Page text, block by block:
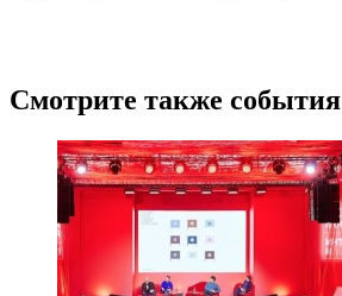
Смотрите также события